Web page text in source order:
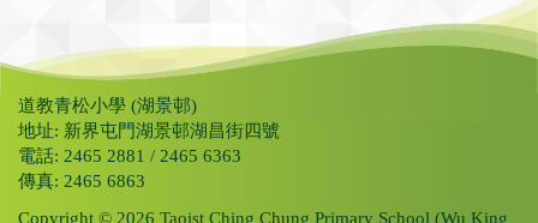
道教青松小學 (湖景邨)
地址: 新界屯門湖景邨湖昌街四號
電話: 2465 2881 / 2465 6363
傳真: 2465 6863
Copyright © 2026 Taoist Ching Chung Primary School (Wu King